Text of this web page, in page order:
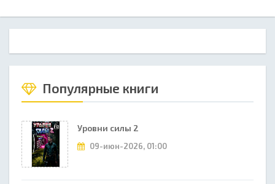
Популярные книги
Уровни силы 2
09-июн-2026, 01:00